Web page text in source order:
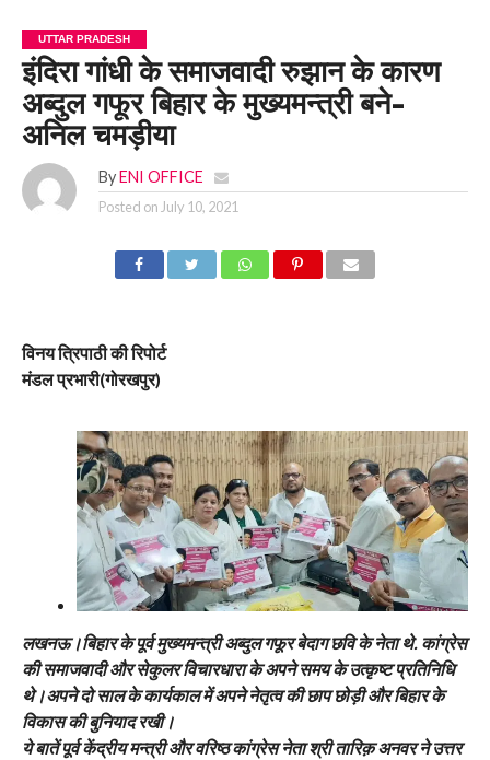
UTTAR PRADESH
इंदिरा गांधी के समाजवादी रुझान के कारण
अब्दुल गफूर बिहार के मुख्यमन्त्री बने-
अनिल चमड़ीया
By ENI OFFICE
Posted on July 10, 2021
विनय त्रिपाठी की रिपोर्ट
मंडल प्रभारी(गोरखपुर)
लखनऊ।बिहार के पूर्व मुख्यमन्त्री अब्दुल गफूर बेदाग छवि के नेता थे. कांग्रेस
की समाजवादी और सेकुलर विचारधारा के अपने समय के उत्कृष्ट प्रतिनिधि
थे।अपने दो साल के कार्यकाल में अपने नेतृत्व की छाप छोड़ी और बिहार के
विकास की बुनियाद रखी।
ये बातें पूर्व केंद्रीय मन्त्री और वरिष्ठ कांग्रेस नेता श्री तारिक़ अनवर ने उत्तर